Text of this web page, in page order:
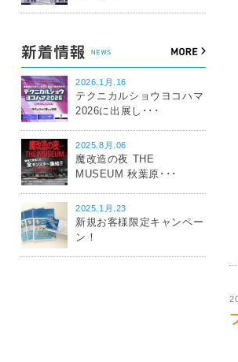
2026.1月.16
テクニカルショウヨコハマ
2026に出展し･･･
2025.8月.06
魔改造の夜 THE
MUSEUM 秋葉原･･･
2025.1月.23
新規お客様限定キャンペー
ン！